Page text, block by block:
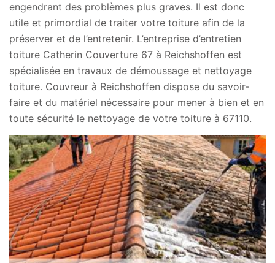
engendrant des problèmes plus graves. Il est donc
utile et primordial de traiter votre toiture afin de la
préserver et de l’entretenir. L’entreprise d’entretien
toiture Catherin Couverture 67 à Reichshoffen est
spécialisée en travaux de démoussage et nettoyage
toiture. Couvreur à Reichshoffen dispose du savoir-
faire et du matériel nécessaire pour mener à bien et en
toute sécurité le nettoyage de votre toiture à 67110.